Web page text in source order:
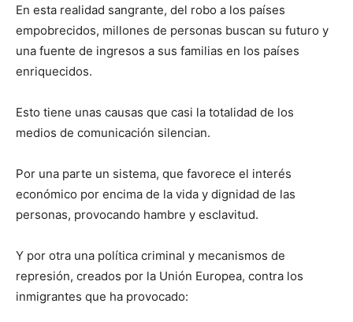
En esta realidad sangrante, del robo a los países
empobrecidos, millones de personas buscan su futuro y
una fuente de ingresos a sus familias en los países
enriquecidos.
Esto tiene unas causas que casi la totalidad de los
medios de comunicación silencian.
Por una parte un sistema, que favorece el interés
económico por encima de la vida y dignidad de las
personas, provocando hambre y esclavitud.
Y por otra una política criminal y mecanismos de
represión, creados por la Unión Europea, contra los
inmigrantes que ha provocado: